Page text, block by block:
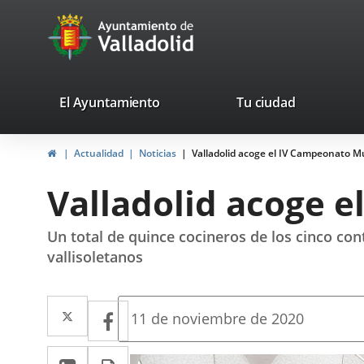
Portal
Web
Ayuntamiento
de
valladolid.es
El Ayuntamiento Tu ciudad
HomeActualidad Noticias Valladolid acoge el IV Campeonato
Valladolid acoge
Un total de quince cocineros de los cinco
vallisoletanos
Twitter
Enlace
a
Facebook
Enlace
a
Fecha
la
11 de noviembre de 2020